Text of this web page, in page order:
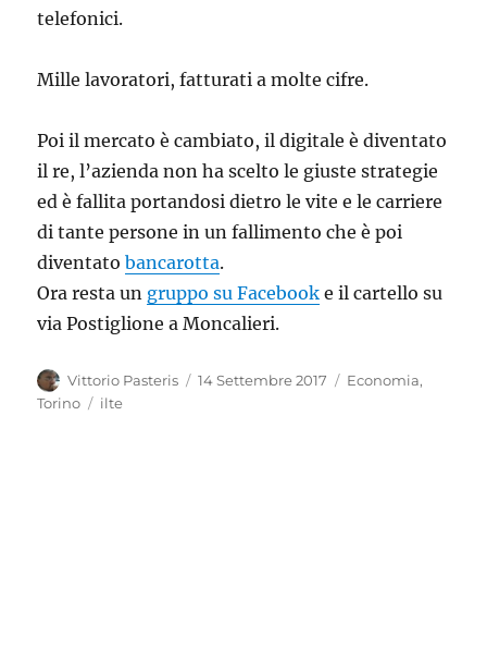
telefonici.
Mille lavoratori, fatturati a molte cifre.
Poi il mercato è cambiato, il digitale è diventato
il re, l’azienda non ha scelto le giuste strategie
ed è fallita portandosi dietro le vite e le carriere
di tante persone in un fallimento che è poi
diventatobancarotta.
Ora resta un gruppo su Facebook e il cartello su
via Postiglione a Moncalieri.
Autore
Vittorio Pasteris
Pubblicato
14 Settembre 2017 Categorie
Economia,
Torino
Tag
ilte